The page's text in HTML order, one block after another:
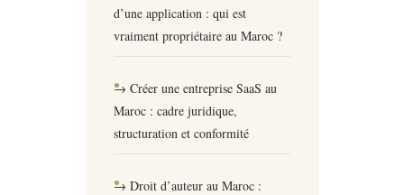
d’une application : qui est
vraiment propriétaire au Maroc ?
→ Créer une entreprise SaaS au
Maroc : cadre juridique,
structuration et conformité
→ Droit d’auteur au Maroc :